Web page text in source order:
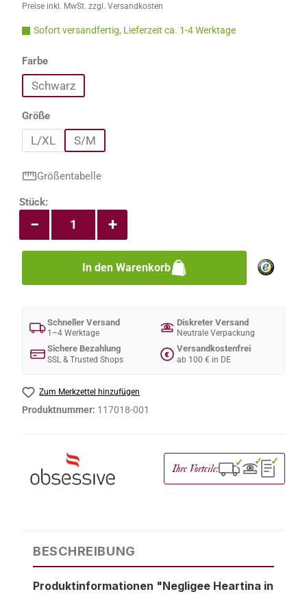
Preise inkl. MwSt. zzgl. Versandkosten
Sofort versandfertig, Lieferzeit ca. 1-4 Werktage
Farbeauswählen
Schwarz
Größeauswählen
L/XL S/M
Größentabelle
Produkt Anzahl: Gib den gewünschten
Stück:
+
−
In den Warenkorb
Schneller Versand
1–4 Werktage
Diskreter Versand
Neutrale Verpackung
Sichere Bezahlung
SSL & Trusted Shops
€
Versandkostenfrei
ab 100 € in DE
Zum Merkzettel hinzufügen
Produktnummer: 117018-001
Ihre Vorteile: ✓ ✓ ✓
BESCHREIBUNG
Produktinformationen "Negligee Heartina in